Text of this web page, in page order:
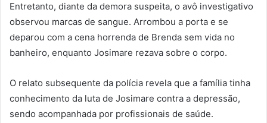
Entretanto, diante da demora suspeita, o avô investigativo
observou marcas de sangue. Arrombou a porta e se
deparou com a cena horrenda de Brenda sem vida no
banheiro, enquanto Josimare rezava sobre o corpo.
O relato subsequente da polícia revela que a família tinha
conhecimento da luta de Josimare contra a depressão,
sendo acompanhada por profissionais de saúde.